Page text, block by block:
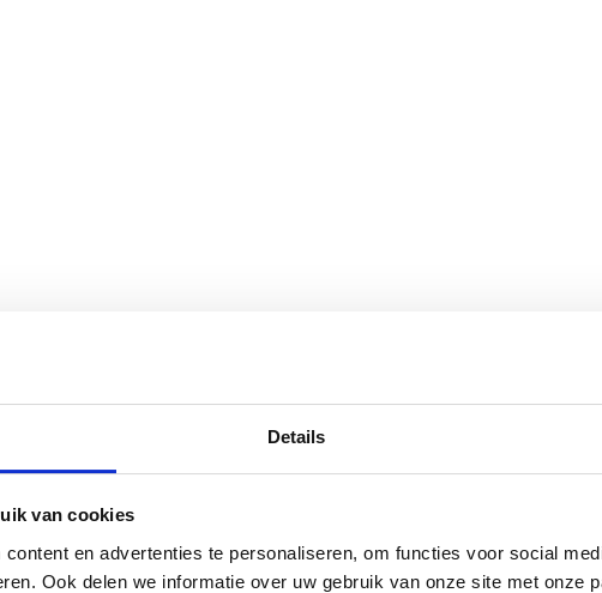
Details
van cookies
en advertenties te personaliseren, om functies voor social
Ook delen we informatie over uw gebruik van onze site met onze